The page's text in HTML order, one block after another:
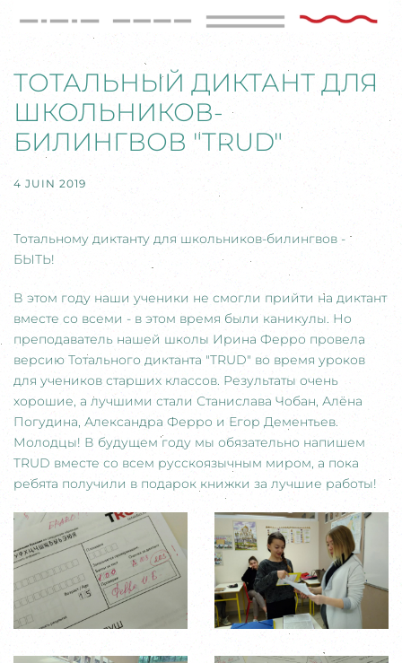
ТОТАЛЬНЫЙ ДИКТАНТ ДЛЯ
ШКОЛЬНИКОВ-
БИЛИНГВОВ "TRUD"
4 JUIN 2019
Тотальному диктанту для школьников-билингвов -
БЫТЬ!
В этом году наши ученики не смогли прийти на диктант
вместе со всеми - в этом время были каникулы. Но
преподаватель нашей школы Ирина Ферро провела
версию Тотального диктанта "TRUD" во время уроков
для учеников старших классов. Результаты очень
хорошие, а лучшими стали Станислава Чобан, Алёна
Погудина, Александра Ферро и Егор Дементьев.
Молодцы! В будущем году мы обязательно напишем
TRUD вместе со всем русскоязычным миром, а пока
ребята получили в подарок книжки за лучшие работы!